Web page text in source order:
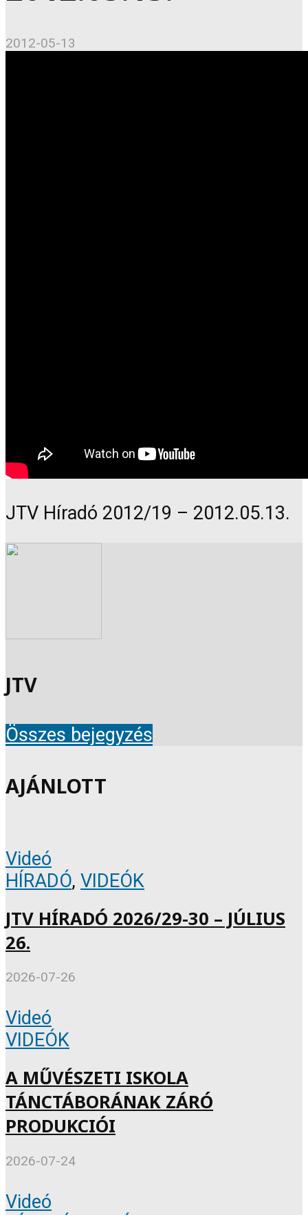
2012-05-13
JTV Híradó 2012/19 – 2012.05.13.
JTV
Összes bejegyzés
AJÁNLOTT
Videó
HÍRADÓ, VIDEÓK
JTV HÍRADÓ 2026/29-30 – JÚLIUS
26.
2026-07-26
Videó
VIDEÓK
A MŰVÉSZETI ISKOLA
TÁNCTÁBORÁNAK ZÁRÓ
PRODUKCIÓI
2026-07-24
Videó